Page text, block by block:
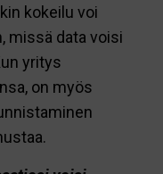
kokeilu voi
missä data voisi
yritys
on myös